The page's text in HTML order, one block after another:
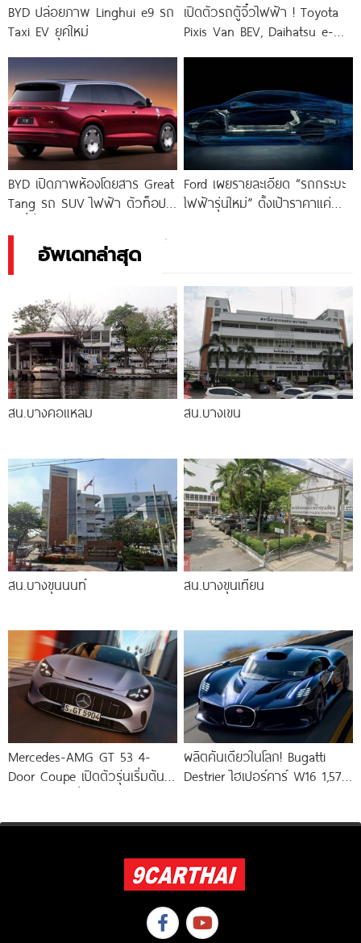
BYD ปล่อยภาพ Linghui e9 รถ
Taxi EV ยุคใหม่
เปิดตัวรถตู้จิ๋วไฟฟ้า ! Toyota
Pixis Van BEV, Daihatsu e-
BYD เปิดภาพห้องโดยสาร Great
Tang รถ SUV ไฟฟ้า ตัวท็อป
Ford เผยรายละเอียด “รถกระบะ
ไฟฟ้ารุ่นใหม่” ตั้งเป้าราคาแค่
อัพเดทล่าสุด
สน.บางคอแหลม สน.บางเขน
สน.บางขุนนนท์ สน.บางขุนเทียน
Mercedes-AMG GT 53 4-
Door Coupe เปิดตัวรุ่นเริ่มต้น
ผลิตคันเดียวในโลก! Bugatti
Destrier ไฮเปอร์คาร์ W16 1,578